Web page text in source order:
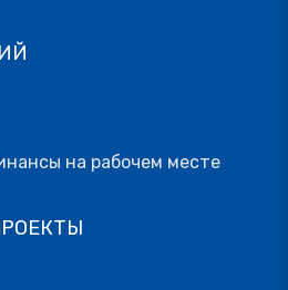
на рабочем месте